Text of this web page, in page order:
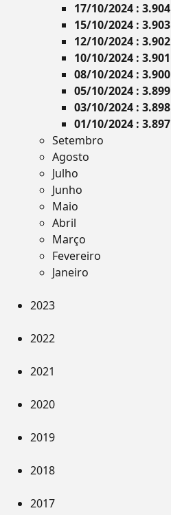
17/10/2024 : 3.904
15/10/2024 : 3.903
12/10/2024 : 3.902
10/10/2024 : 3.901
08/10/2024 : 3.900
05/10/2024 : 3.899
03/10/2024 : 3.898
01/10/2024 : 3.897
Setembro
Agosto
Julho
Junho
Maio
Abril
Março
Fevereiro
Janeiro
2023
2022
2021
2020
2019
2018
2017